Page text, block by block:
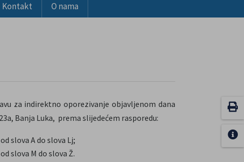
Kontakt O nama
za indirektno oporezivanje objavljenom dana
Banja Luka, prema slijedećem rasporedu:
slova A do slova Lj;
slova M do slova Ž.